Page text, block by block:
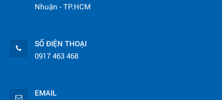
Nhuận - TP.HCM
SỐ ĐIỆN THOẠI
0917 463 468
EMAIL